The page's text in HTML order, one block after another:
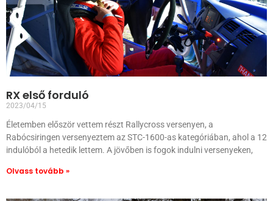
RX első forduló
2023/04/15
Életemben először vettem részt Rallycross versenyen, a
Rabócsiringen versenyeztem az STC-1600-as kategóriában, ahol a 12
indulóból a hetedik lettem. A jövőben is fogok indulni versenyeken,
Olvass tovább »